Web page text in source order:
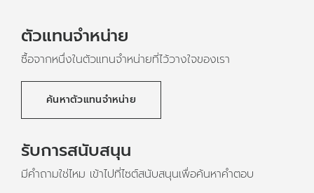
ตัวแทนจำหน่าย
ซื้อจากหนึ่งในตัวแทนจำหน่ายที่ไว้วางใจของเรา
ค้นหาตัวแทนจำหน่าย
รับการสนับสนุน
มีคำถามใช่ไหม เข้าไปที่ไซต์สนับสนุนเพื่อค้นหาคำตอบ